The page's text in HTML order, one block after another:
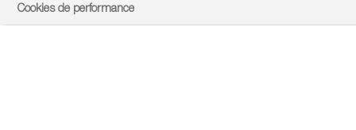
Cookies de performance